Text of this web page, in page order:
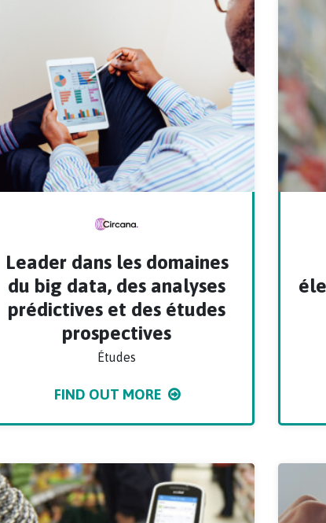
Leader dans les domaines
du big data, des analyses
prédictives et des études
prospectives
Études
FIND OUT MORE